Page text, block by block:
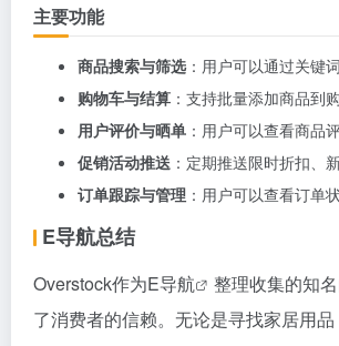
主要功能
商品搜索与筛选：用户可以通过关键
购物车与结算 ：支持批量添加商品到
用户评价与晒单 ：用户可以查看商品
促销活动推送 ：定期推送限时折扣、
订单跟踪与管理 ：用户可以查看订单
E导航总结
Overstock作为E导航
整理收集的知
了消费者的信赖。无论是寻找家居用